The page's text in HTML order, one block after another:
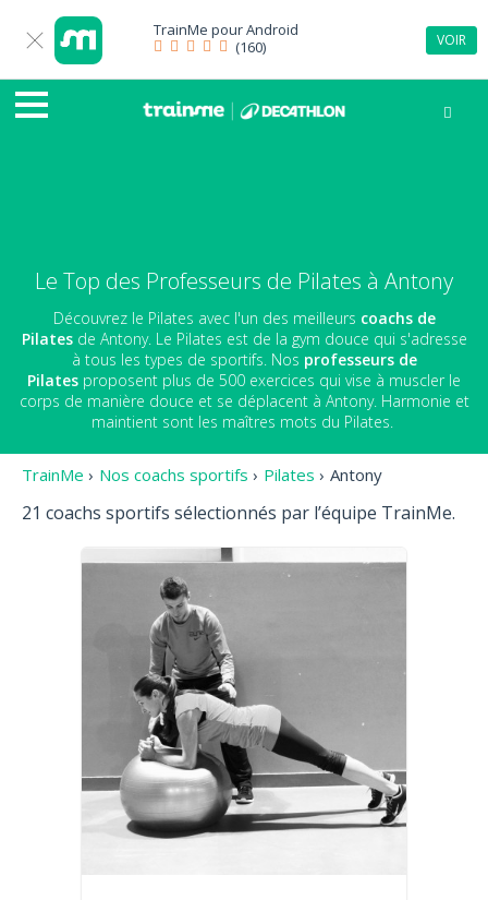
TrainMe pourAndroid
(160)
VOIR
Le Top des Professeurs de Pilates à Antony
Découvrez le Pilates avec l'un des meilleurs coachs de
Pilatesde Antony. Le Pilates est de la gym douce qui s'adresse
à tous les types de sportifs. Nos professeurs de
Pilates proposent plus de 500 exercices qui vise à muscler le
corps de manière douce et se déplacent à Antony. Harmonie et
maintient sont les maîtres mots du Pilates.
TrainMe › Nos coachs sportifs › Pilates › Antony
21 coachs sportifs sélectionnés par l’équipe TrainMe.